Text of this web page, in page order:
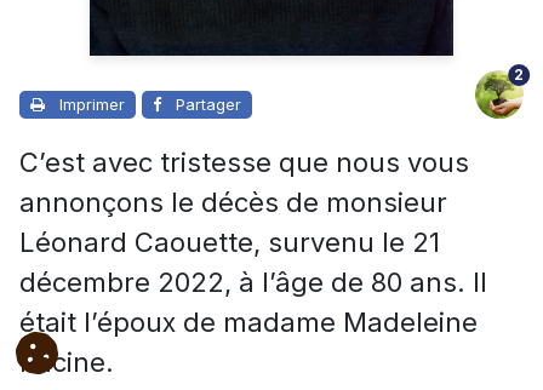
Imprimer Partager
2
C’est avec tristesse que nous vous
annonçons le décès de monsieur
Léonard Caouette, survenu le 21
décembre 2022, à l’âge de 80 ans. Il
était l’époux de madame Madeleine
Racine.